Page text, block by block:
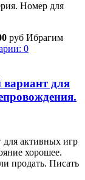
Номер для
руб Ибрагим
0
вариант для
для активных игр
хорошее.
продать. Писать